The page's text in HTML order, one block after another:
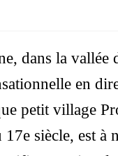
dans la vallée
en
petit village
siècle, est à